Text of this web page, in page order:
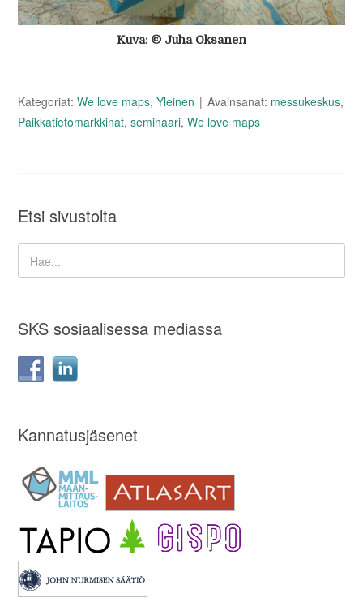
Kuva: © Juha Oksanen
Kategoriat:We love maps,Yleinen Avainsanat: messukeskus,
Paikkatietomarkkinat,seminaari,We love maps
Etsi sivustolta
SKS sosiaalisessa mediassa
Kannatusjäsenet